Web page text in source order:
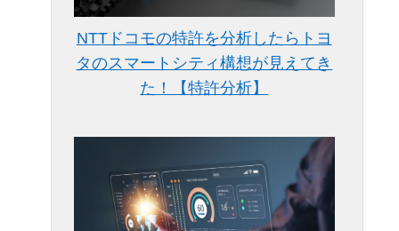
NTTドコモの特許を分析したらトヨ
タのスマートシティ構想が見えてき
た！【特許分析】